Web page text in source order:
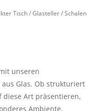
Tisch/Glasteller / Schalen
unseren
Glas. Ob strukturiert
diese Art präsentieren,
Ambiente.